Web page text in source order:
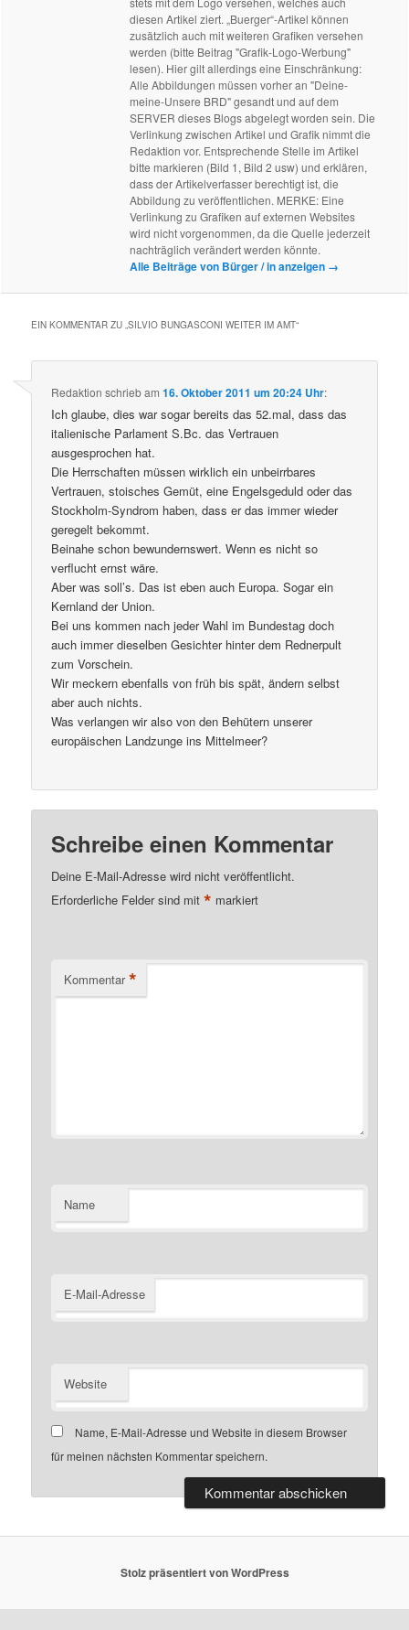
diesen Artikel ziert. „Buerger“-Artikel können
zusätzlich auch mit weiteren Grafiken versehen
werden (bitte Beitrag "Grafik-Logo-Werbung"
lesen). Hier gilt allerdings eine Einschränkung:
Alle Abbildungen müssen vorher an "Deine-
meine-Unsere BRD" gesandt und auf dem
SERVER dieses Blogs abgelegt worden sein. Die
Verlinkung zwischen Artikel und Grafik nimmt die
Redaktion vor. Entsprechende Stelle im Artikel
bitte markieren (Bild 1, Bild 2 usw) und erklären,
dass der Artikelverfasser berechtigt ist, die
Abbildung zu veröffentlichen. MERKE: Eine
Verlinkung zu Grafiken auf externen Websites
wird nicht vorgenommen, da die Quelle jederzeit
nachträglich verändert werden könnte.
Alle Beiträge von Bürger / in anzeigen →
EIN KOMMENTAR ZU „SILVIO BUNGASCONI WEITER IM AMT“
Redaktion schriebam16. Oktober 2011 um 20:24 Uhr:
Ich glaube, dies war sogar bereits das 52.mal, dass das
italienische Parlament S.Bc. das Vertrauen
ausgesprochen hat.
Die Herrschaften müssen wirklich ein unbeirrbares
Vertrauen, stoisches Gemüt, eine Engelsgeduld oder das
Stockholm-Syndrom haben, dass er das immer wieder
geregelt bekommt.
Beinahe schon bewundernswert. Wenn es nicht so
verflucht ernst wäre.
Aber was soll’s. Das ist eben auch Europa. Sogar ein
Kernland der Union.
Bei uns kommen nach jeder Wahl im Bundestag doch
auch immer dieselben Gesichter hinter dem Rednerpult
zum Vorschein.
Wir meckern ebenfalls von früh bis spät, ändern selbst
aber auch nichts.
Was verlangen wir also von den Behütern unserer
europäischen Landzunge ins Mittelmeer?
Schreibe einen Kommentar
Deine E-Mail-Adresse wird nicht veröffentlicht.
Erforderliche Felder sind mit* markiert
Kommentar *
Name
E-Mail-Adresse
Website
Name, E-Mail-Adresse und Website in diesem Browser
für meinen nächsten Kommentar speichern.
Stolz präsentiert von WordPress